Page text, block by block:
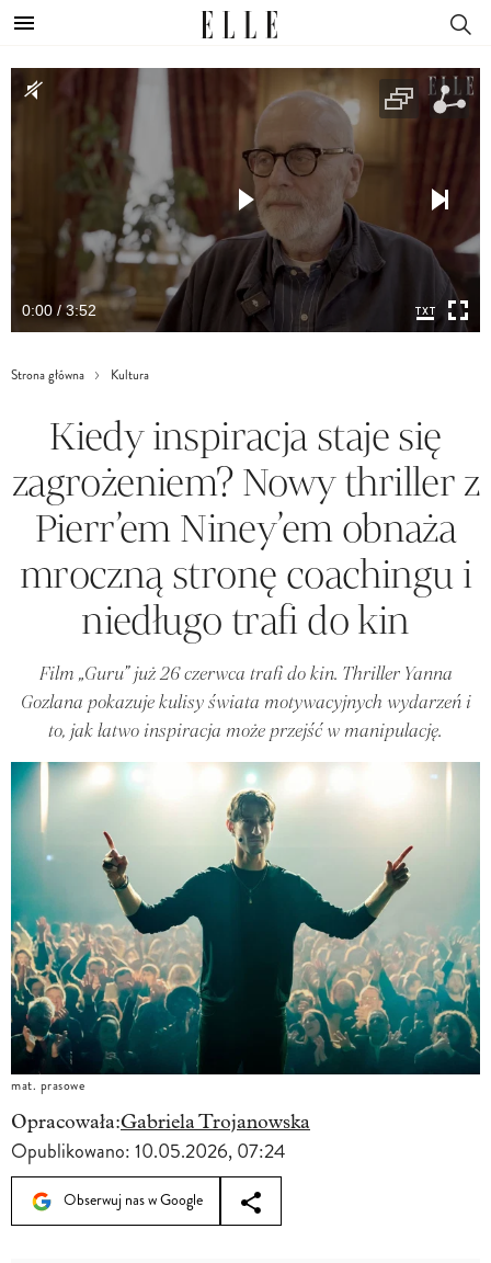
0:00 / 3:52
Strona główna Kultura
Kiedy inspiracja staje się
zagrożeniem? Nowy thriller z
Pierr’em Niney’em obnaża
mroczną stronę coachingu i
niedługo trafi do kin
Film „Guru” już 26 czerwca trafi do kin. Thriller Yanna
Gozlana pokazuje kulisy świata motywacyjnych wydarzeń i
to, jak łatwo inspiracja może przejść w manipulację.
mat. prasowe
Opracowała:Gabriela Trojanowska
Opublikowano:10.05.2026, 07:24
Obserwuj nas w Google